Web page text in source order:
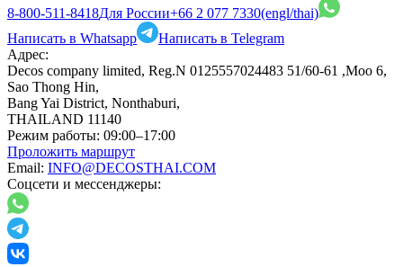
8-800-511-8418Для России+66 2 077 7330(engl/thai)
Написать в Whatsapp
Написать в Telegram
Адрес:
Decos company limited, Reg.N 0125557024483 51/60-61 ,Moo 6,
Sao Thong Hin,
Bang Yai District, Nonthaburi,
THAILAND 11140
Режим работы: 09:00–17:00
Проложить маршрут
Email: INFO@DECOSTHAI.COM
Соцсети и мессенджеры: